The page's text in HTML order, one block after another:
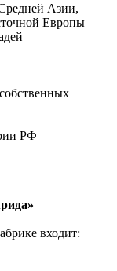
Азии,
Европы
РФ
входит: